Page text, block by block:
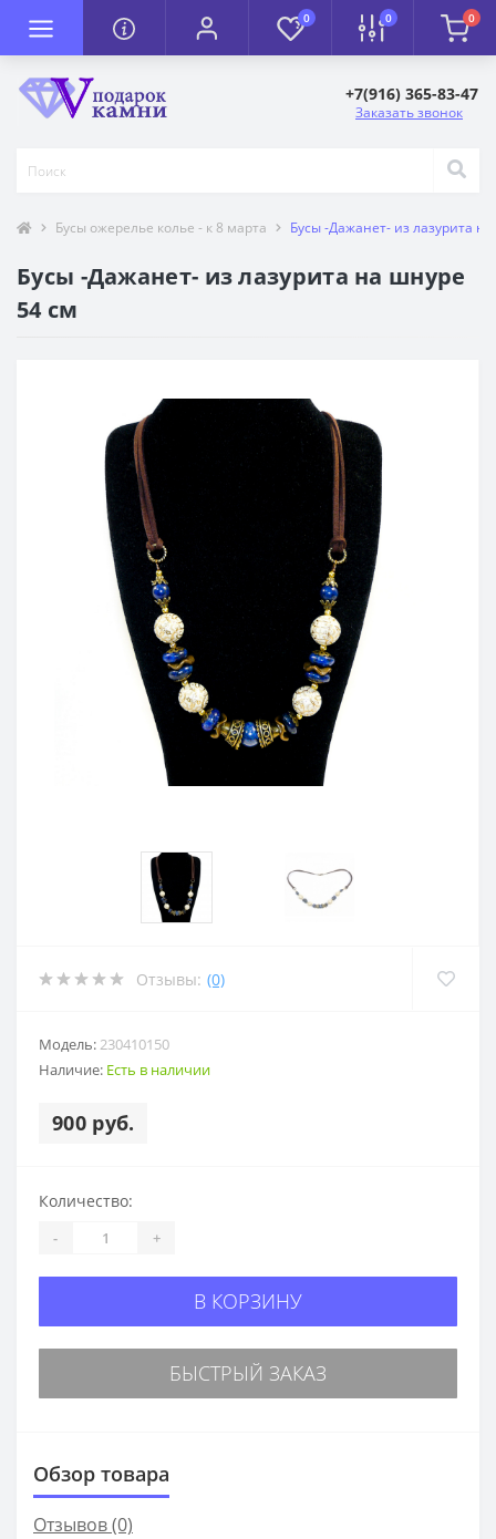
0 0 0
+7(916) 365-83-47
Заказать звонок
Бусы ожерелье колье - к 8 марта Бусы -Дажанет- из лазурита
Бусы -Дажанет- из лазурита на шнуре
54 см
Отзывы: (0)
Модель:230410150
Наличие: Есть в наличии
900 руб.
Количество:
- +
В КОРЗИНУ
БЫСТРЫЙ ЗАКАЗ
Обзор товара
Отзывов (0)